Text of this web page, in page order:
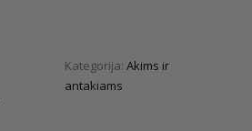
Kategorija: Akims ir
antakiams